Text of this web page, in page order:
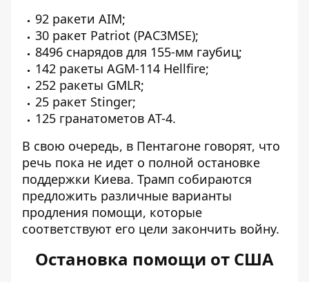
92 ракети AIM;
30 ракет Patriot (PAC3MSE);
8496 снарядов для 155-мм гаубиц;
142 ракеты AGM-114 Hellfire;
252 ракеты GMLR;
25 ракет Stinger;
125 гранатометов AT-4.
В свою очередь, в Пентагоне говорят, что
речь пока не идет о полной остановке
поддержки Киева. Трамп собираются
предложить различные варианты
продления помощи, которые
соответствуют его цели закончить войну.
Остановка помощи от США